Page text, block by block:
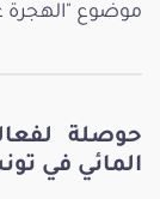
موضوع "الهجرة
حوصلة
المائي في